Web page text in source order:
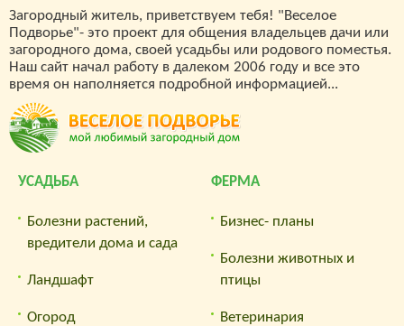
Загородный житель, приветствуем тебя! "Веселое
Подворье"- это проект для общения владельцев дачи или
загородного дома, своей усадьбы или родового поместья.
Наш сайт начал работу в далеком 2006 году и все это
время он наполняется подробной информацией...
УСАДЬБА
Болезни растений,
вредители дома и сада
Ландшафт
Огород
ФЕРМА
Бизнес- планы
Болезни животных и
птицы
Ветеринария